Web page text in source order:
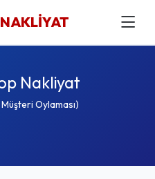
Nakliyat
Oylaması)